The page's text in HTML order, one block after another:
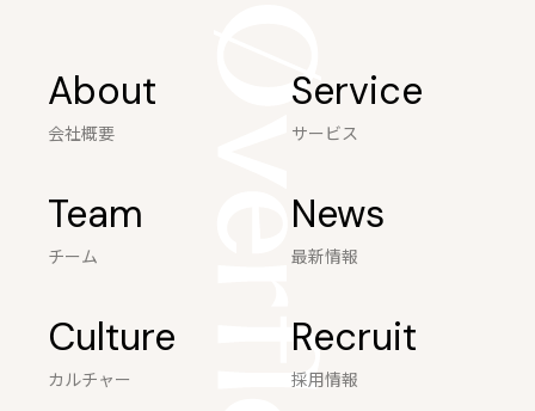
About
会社概要
Service
サービス
Team
チーム
News
最新情報
Culture
カルチャー
Recruit
採用情報